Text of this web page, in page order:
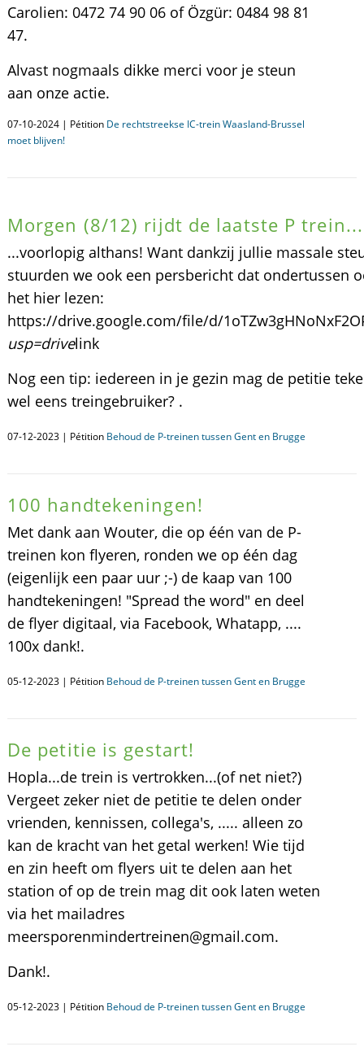
Carolien: 0472 74 90 06 of Özgür: 0484 98 81
47.
Alvast nogmaals dikke merci voor je steun
aan onze actie.
07-10-2024 | Pétition De rechtstreekse IC-trein Waasland-Brussel
moet blijven!
Morgen (8/12) rijdt de laatste P trein...
...voorlopig althans! Want dankzij jullie massale
stuurden we ook een persbericht dat ondertussen
het hier lezen:
https://drive.google.com/file/d/
usp=drivelink
Nog een tip: iedereen in je gezin mag de petitie
wel eens treingebruiker? .
07-12-2023 | Pétition Behoud de P-treinen tussen Gent en Brugge
100 handtekeningen!
Met dank aan Wouter, die op één van de P-
treinen kon flyeren, ronden we op één dag
(eigenlijk een paar uur ;-) de kaap van 100
handtekeningen! "Spread the word" en deel
de flyer digitaal, via Facebook, Whatapp, ....
100x dank!.
05-12-2023 | Pétition Behoud de P-treinen tussen Gent en Brugge
De petitie is gestart!
Hopla...de trein is vertrokken...(of net niet?)
Vergeet zeker niet de petitie te delen onder
vrienden, kennissen, collega's, ..... alleen zo
kan de kracht van het getal werken! Wie tijd
en zin heeft om flyers uit te delen aan het
station of op de trein mag dit ook laten weten
via het mailadres
meersporenmindertreinen@gmail.com.
Dank!.
05-12-2023 | Pétition Behoud de P-treinen tussen Gent en Brugge